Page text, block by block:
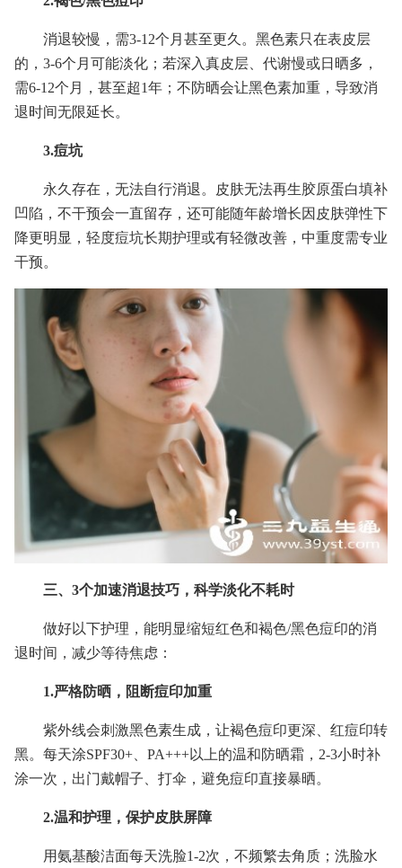
消退较慢，需3-12个月甚至更久。黑色素只在表皮层
的，3-6个月可能淡化；若深入真皮层、代谢慢或日晒多，
需6-12个月，甚至超1年；不防晒会让黑色素加重，导致消
退时间无限延长。
3.痘坑
永久存在，无法自行消退。皮肤无法再生胶原蛋白填补
凹陷，不干预会一直留存，还可能随年龄增长因皮肤弹性下
降更明显，轻度痘坑长期护理或有轻微改善，中重度需专业
干预。
三、3个加速消退技巧，科学淡化不耗时
做好以下护理，能明显缩短红色和褐色/黑色痘印的消
退时间，减少等待焦虑：
1.严格防晒，阻断痘印加重
紫外线会刺激黑色素生成，让褐色痘印更深、红痘印转
黑。每天涂SPF30+、PA+++以上的温和防晒霜，2-3小时补
涂一次，出门戴帽子、打伞，避免痘印直接暴晒。
2.温和护理，保护皮肤屏障
用氨基酸洁面每天洗脸1-2次，不频繁去角质；洗脸水